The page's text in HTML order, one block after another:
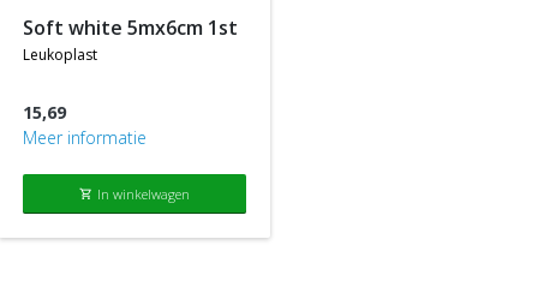
soft white 5mx6cm 1st
leukoplast
15,69
Meer informatie
shopping_cart In winkelwagen